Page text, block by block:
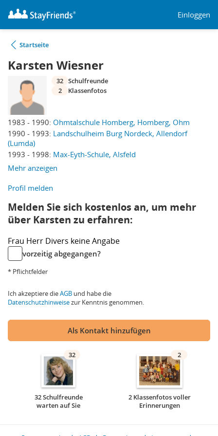
Einloggen
Startseite
Karsten Wiesner
1983 - 1990: Ohmtalschule Homberg, Homberg, Ohm
1990 - 1993: Landschulheim Burg Nordeck, Allendorf
(Lumda)
1993 - 1998: Max-Eyth-Schule, Alsfeld
Mehr anzeigen
32 Schulfreunde
2
Klassenfotos
Profil melden
Melden Sie sich kostenlos an, um mehr
über Karsten zu erfahren:
Frau Herr Divers keine Angabe
vorzeitig abgegangen?
* Pflichtfelder
Ich akzeptiere dieAGB und habe die
Datenschutzhinweisezur Kenntnis genommen.
Als Kontakt hinzufügen
32
32 Schulfreunde
warten auf Sie
2
2 Klassenfotos voller
Erinnerungen